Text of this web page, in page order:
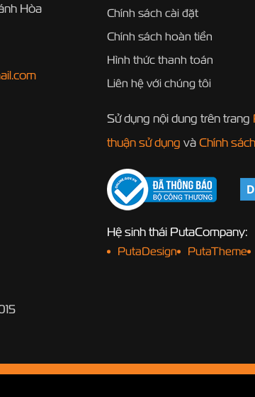
Hòa
Chính sách cài đặt
Chính sách hoàn tiền
Hình thức thanh toán
Liên hệ với chúng tôi
Sử dụng nội dung trên trang
thuận sử dụng và Chính
Hệ sinh thái PutaCompany:
PutaDesign PutaTheme